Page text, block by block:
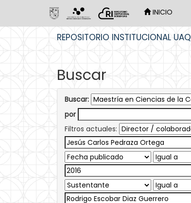
INICIO
REPOSITORIO INSTITUCIONAL UAQ
Buscar
Buscar:
por
Filtros actuales: